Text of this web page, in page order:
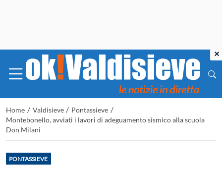
Home / Valdisieve / Pontassieve /
Montebonello, avviati i lavori di adeguamento sismico alla scuola
Don Milani
PONTASSIEVE
×